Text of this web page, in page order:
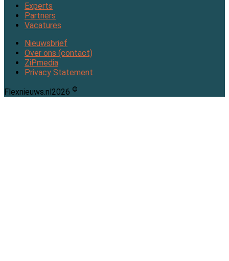
Experts
Partners
Vacatures
Nieuwsbrief
Over ons (contact)
ZiPmedia
Privacy Statement
Flexnieuws.nl2026 ©